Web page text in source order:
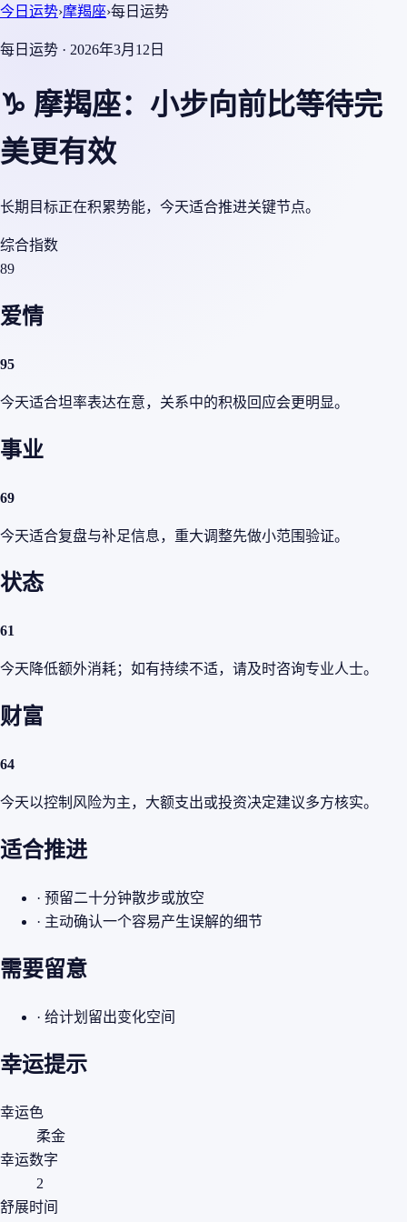
今日运势›摩羯座›每日运势
每日运势 · 2026年3月12日
♑ 摩羯座：小步向前比等待完
美更有效
长期目标正在积累势能，今天适合推进关键节点。
综合指数
89
爱情
95
今天适合坦率表达在意，关系中的积极回应会更明显。
事业
69
今天适合复盘与补足信息，重大调整先做小范围验证。
状态
61
今天降低额外消耗；如有持续不适，请及时咨询专业人士。
财富
64
今天以控制风险为主，大额支出或投资决定建议多方核实。
适合推进
· 预留二十分钟散步或放空
· 主动确认一个容易产生误解的细节
需要留意
· 给计划留出变化空间
幸运提示
幸运色
柔金
幸运数字
2
舒展时间